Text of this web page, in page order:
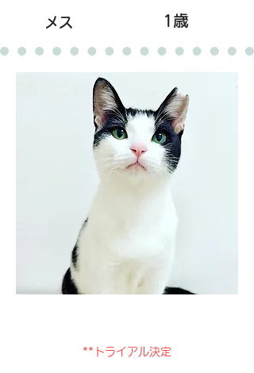
メス 1歳
**トライアル決定